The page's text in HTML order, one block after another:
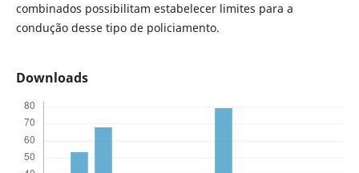
combinados possibilitam estabelecer limites para a
condução desse tipo de policiamento.
Downloads